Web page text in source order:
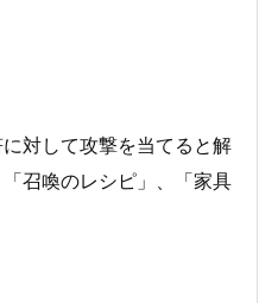
対して攻撃を当てると解
召喚のレシピ」、「家具